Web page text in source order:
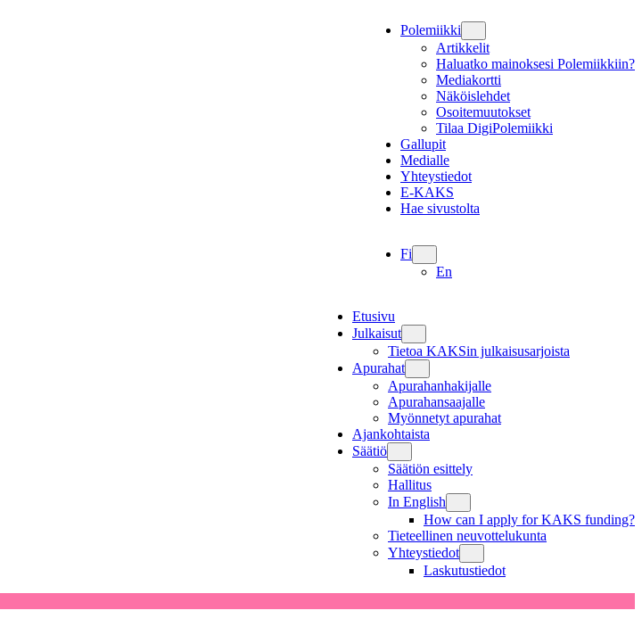
Polemiikki
Artikkelit
Haluatko mainoksesi Polemiikkiin?
Mediakortti
Näköislehdet
Osoitemuutokset
Tilaa DigiPolemiikki
Gallupit
Medialle
Yhteystiedot
E-KAKS
Hae sivustolta
Fi
En
Etusivu
Julkaisut
Tietoa KAKSin julkaisusarjoista
Apurahat
Apurahanhakijalle
Apurahansaajalle
Myönnetyt apurahat
Ajankohtaista
Säätiö
Säätiön esittely
Hallitus
In English
How can I apply for KAKS funding?
Tieteellinen neuvottelukunta
Yhteystiedot
Laskutustiedot